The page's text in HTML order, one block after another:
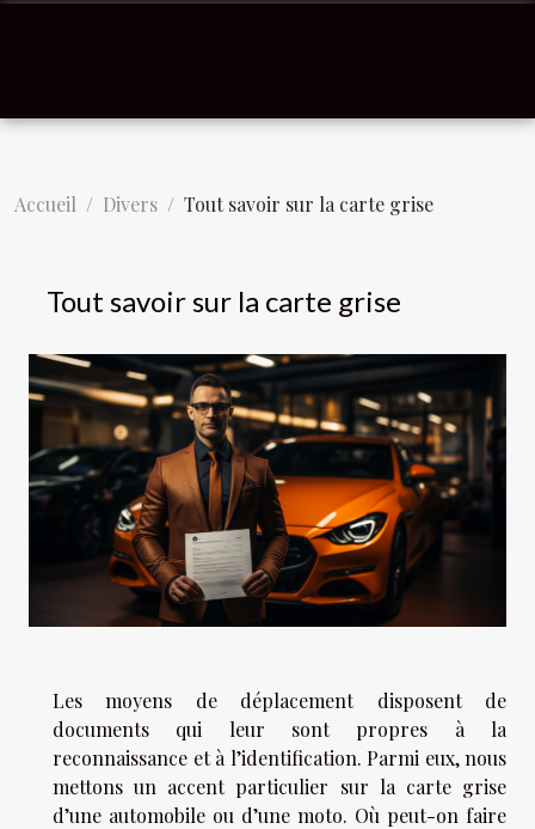
Accueil Divers Tout savoir sur la carte grise
Tout savoir sur la carte grise
Les moyens de déplacement disposent de
documents qui leur sont propres à la
reconnaissance et à l’identification. Parmi eux, nous
mettons un accent particulier sur la carte grise
d’une automobile ou d’une moto. Où peut-on faire